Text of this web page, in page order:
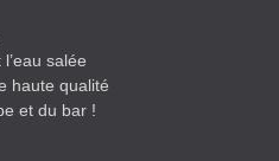
salée
haute qualité
et du bar !